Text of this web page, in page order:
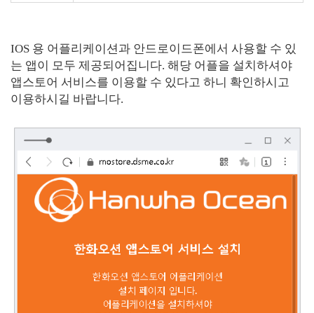
IOS 용 어플리케이션과 안드로이드폰에서 사용할 수 있
는 앱이 모두 제공되어집니다. 해당 어플을 설치하셔야
앱스토어 서비스를 이용할 수 있다고 하니 확인하시고
이용하시길 바랍니다.